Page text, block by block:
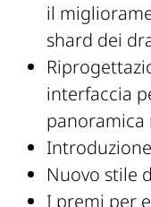
il
shard dei
interfaccia
Nuovo stile
I premi per